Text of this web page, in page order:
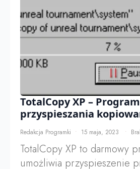
TotalCopy XP –
przyspieszania
Redakcja Programki 15 maja, 2023
TotalCopy XP to darmowy
umożliwia przyspieszenie